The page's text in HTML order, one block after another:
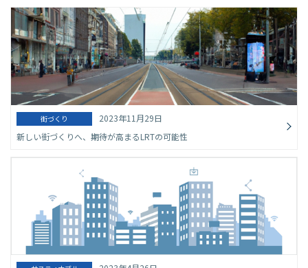
街づくり
2023年11月29日
新しい街づくりへ、期待が高まるLRTの可能性